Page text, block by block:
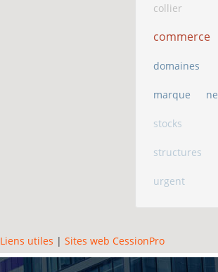
collier
commerce
domaines
marque
stocks
structures
urgent
Liens utiles | Sites web CessionPro